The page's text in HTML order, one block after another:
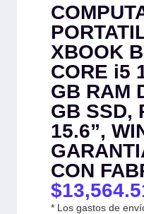
XBOOK
CORE i5
GB RAM
GB SSD,
15.6”,
CON
$
* Los gastos de